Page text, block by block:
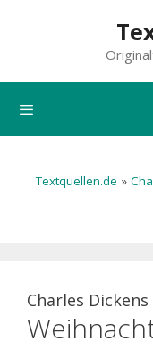
Textquellen.de »
Charles Dickens